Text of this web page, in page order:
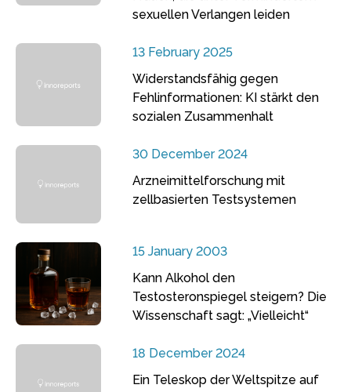
sexuellen Verlangen leiden
13 February 2025
Widerstandsfähig gegen
Fehlinformationen: KI stärkt den
sozialen Zusammenhalt
30 December 2024
Arzneimittelforschung mit
zellbasierten Testsystemen
15 January 2003
Kann Alkohol den
Testosteronspiegel steigern? Die
Wissenschaft sagt: „Vielleicht“
18 December 2024
Ein Teleskop der Weltspitze auf